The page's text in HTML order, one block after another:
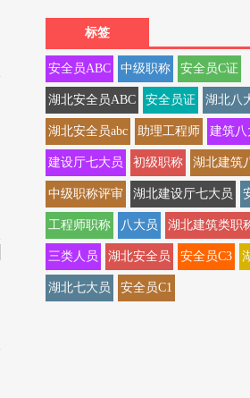
标签
安全员ABC 中级职称 安全员C证
湖北安全员ABC 安全员证 湖北八
湖北安全员abc 助理工程师 建筑八
建设厅七大员 初级职称 湖北建筑
中级职称评审 湖北建设厅七大员
工程师职称 八大员 湖北建筑类职
三类人员 湖北安全员 安全员C3
湖北七大员 安全员C1